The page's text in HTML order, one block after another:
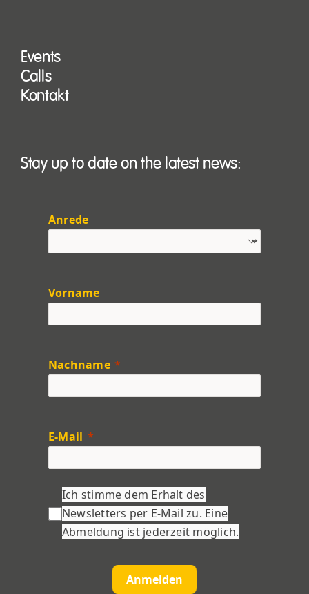
Events
Calls
Kontakt
Stay up to date on the latest news:
Anrede
Vorname
Nachname
E-Mail
Ich stimme dem Erhalt des
Newsletters per E-Mail zu. Eine
Abmeldung ist jederzeit möglich.
Anmelden